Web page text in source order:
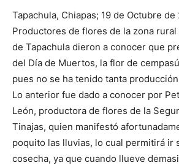
Tapachula, Chiapas; 19 de Octubre de
Productores de flores de la zona
de Tapachula dieron a conocer que
del Día de Muertos, la flor de
pues no se ha tenido tanta
Lo anterior fue dado a conocer por
León, productora de flores de la
Tinajas, quien manifestó
poquito las lluvias, lo cual permitirá ir
cosecha, ya que cuando llueve